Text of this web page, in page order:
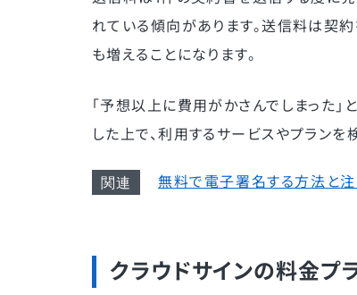
れている傾向があります。送信料は契
も増えることになります。
「予想以上に費用がかさんでしまった
した上で、利用するサービスやプランを
無料で電子署名する方法と
クラウドサインの料金プ